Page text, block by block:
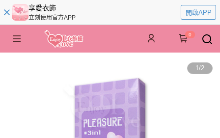
享愛衣飾
立刻使用官方APP
開啟APP
0
1/2